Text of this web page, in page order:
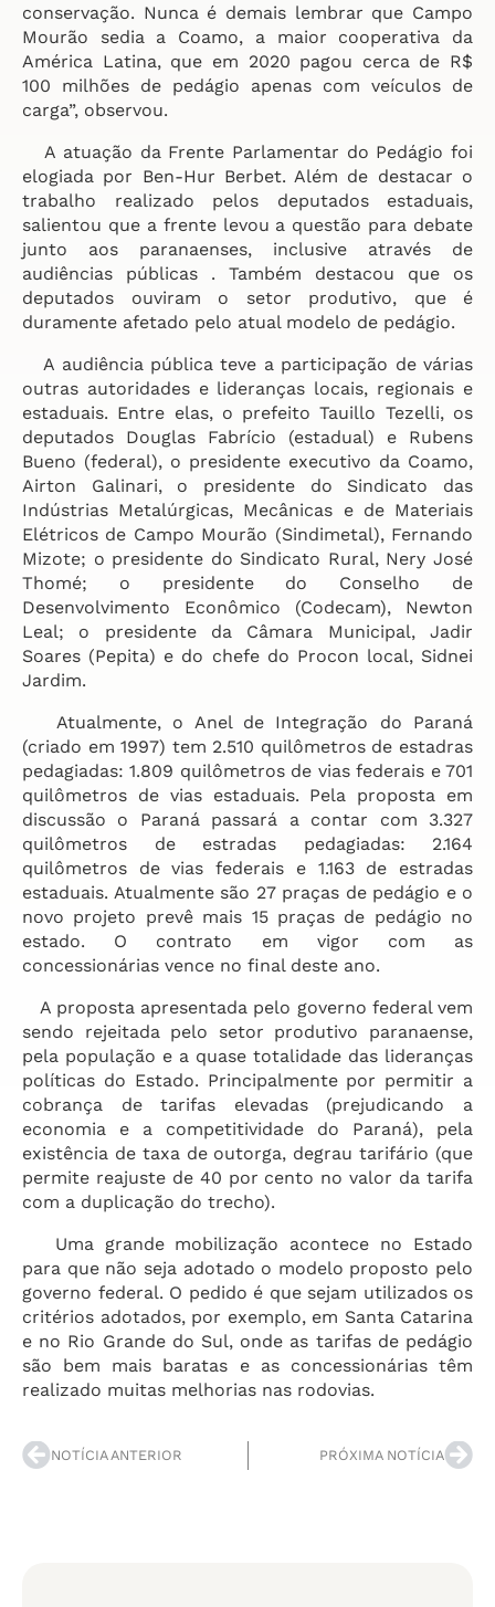
conservação. Nunca é demais lembrar que Campo
Mourão sedia a Coamo, a maior cooperativa da
América Latina, que em 2020 pagou cerca de R$
100 milhões de pedágio apenas com veículos de
carga”, observou.
A atuação da Frente Parlamentar do Pedágio foi
elogiada por Ben-Hur Berbet. Além de destacar o
trabalho realizado pelos deputados estaduais,
salientou que a frente levou a questão para debate
junto aos paranaenses, inclusive através de
audiências públicas . Também destacou que os
deputados ouviram o setor produtivo, que é
duramente afetado pelo atual modelo de pedágio.
A audiência pública teve a participação de várias
outras autoridades e lideranças locais, regionais e
estaduais. Entre elas, o prefeito Tauillo Tezelli, os
deputados Douglas Fabrício (estadual) e Rubens
Bueno (federal), o presidente executivo da Coamo,
Airton Galinari, o presidente do Sindicato das
Indústrias Metalúrgicas, Mecânicas e de Materiais
Elétricos de Campo Mourão (Sindimetal), Fernando
Mizote; o presidente do Sindicato Rural, Nery José
Thomé; o presidente do Conselho de
Desenvolvimento Econômico (Codecam), Newton
Leal; o presidente da Câmara Municipal, Jadir
Soares (Pepita) e do chefe do Procon local, Sidnei
Jardim.
Atualmente, o Anel de Integração do Paraná
(criado em 1997) tem 2.510 quilômetros de estadras
pedagiadas: 1.809 quilômetros de vias federais e 701
quilômetros de vias estaduais. Pela proposta em
discussão o Paraná passará a contar com 3.327
quilômetros de estradas pedagiadas: 2.164
quilômetros de vias federais e 1.163 de estradas
estaduais. Atualmente são 27 praças de pedágio e o
novo projeto prevê mais 15 praças de pedágio no
estado. O contrato em vigor com as
concessionárias vence no final deste ano.
A proposta apresentada pelo governo federal vem
sendo rejeitada pelo setor produtivo paranaense,
pela população e a quase totalidade das lideranças
políticas do Estado. Principalmente por permitir a
cobrança de tarifas elevadas (prejudicando a
economia e a competitividade do Paraná), pela
existência de taxa de outorga, degrau tarifário (que
permite reajuste de 40 por cento no valor da tarifa
com a duplicação do trecho).
Uma grande mobilização acontece no Estado
para que não seja adotado o modelo proposto pelo
governo federal. O pedido é que sejam utilizados os
critérios adotados, por exemplo, em Santa Catarina
e no Rio Grande do Sul, onde as tarifas de pedágio
são bem mais baratas e as concessionárias têm
realizado muitas melhorias nas rodovias.
NOTÍCIA ANTERIOR PRÓXIMA NOTÍCIA